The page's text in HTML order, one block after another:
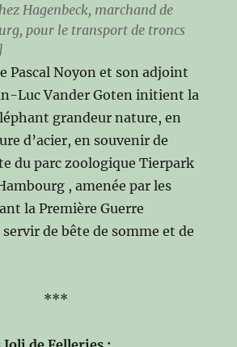
Hagenbeck, marchand de
pour le transport de troncs
Pascal Noyon et son adjoint
Luc Vander Goten initient la
grandeur nature, en
d’acier, en souvenir de
du parc zoologique Tierpark
, amenée par les
la Première Guerre
de bête de somme et de
***